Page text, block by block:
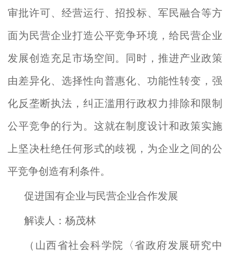
审批许可、经营运行、招投标、军民融合等方
面为民营企业打造公平竞争环境，给民营企业
发展创造充足市场空间。同时，推进产业政策
由差异化、选择性向普惠化、功能性转变，强
化反垄断执法，纠正滥用行政权力排除和限制
公平竞争的行为。这就在制度设计和政策实施
上坚决杜绝任何形式的歧视，为企业之间的公
平竞争创造有利条件。
促进国有企业与民营企业合作发展
解读人：杨茂林
（山西省社会科学院〈省政府发展研究中